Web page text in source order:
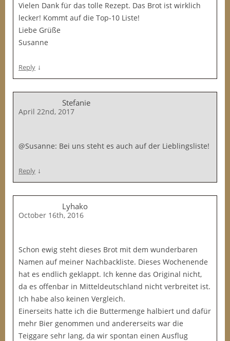
Vielen Dank für das tolle Rezept. Das Brot ist wirklich
lecker! Kommt auf die Top-10 Liste!
Liebe Grüße
Susanne
Reply ↓
Stefanie
April 22nd, 2017
@Susanne: Bei uns steht es auch auf der Lieblingsliste!
Reply ↓
Lyhako
October 16th, 2016
Schon ewig steht dieses Brot mit dem wunderbaren
Namen auf meiner Nachbackliste. Dieses Wochenende
hat es endlich geklappt. Ich kenne das Original nicht,
da es offenbar in Mitteldeutschland nicht verbreitet ist.
Ich habe also keinen Vergleich.
Einerseits hatte ich die Buttermenge halbiert und dafür
mehr Bier genommen und andererseits war die
Teiggare sehr lang, da wir spontan einen Ausflug